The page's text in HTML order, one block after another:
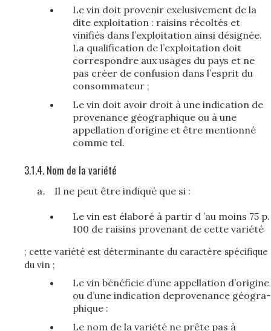
Le vin doit provenir exclusivement de la
dite exploitation : raisins récoltés et
vinifiés dans l’exploitation ainsi désignée.
La qualification de l’exploitation doit
correspondre aux usages du pays et ne
pas créer de confusion dans l’esprit du
consommateur ;
Le vin doit avoir droit à une indication de
provenance géographique ou à une
appellation d’origine et être mentionné
comme tel.
3.1.4. Nom de la variété
Il ne peut être indiqué que si :
Le vin est élaboré à partir d ’au moins 75 p.
100 de raisins provenant de cette variété
; cette variété est déterminante du caractère spécifique
du vin ;
Le vin bénéficie d’une appellation d’origine
ou d’une indication deprovenance géogra­
phique :
Le nom de la variété ne prête pas à